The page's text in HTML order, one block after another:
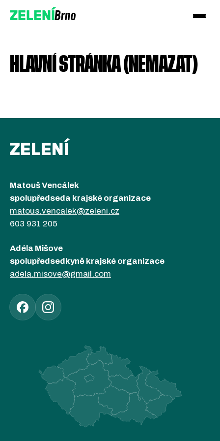
ZELENÍBrno
Podpořte nás darem
HLAVNÍ STRÁNKA (NEMAZAT)
ZELENÍ
Matouš Vencálek
spolupředseda krajské organizace
matous.vencalek@zeleni.cz
603 931 205
Adéla Mišove
spolupředsedkyně krajské organizace
adela.misove@gmail.com